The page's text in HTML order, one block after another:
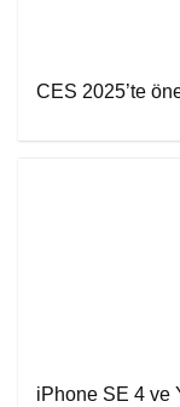
CES 2025’te
iPhone SE 4 ve